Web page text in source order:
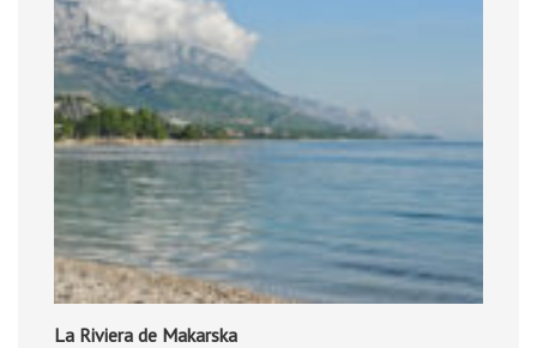
La Riviera de Makarska